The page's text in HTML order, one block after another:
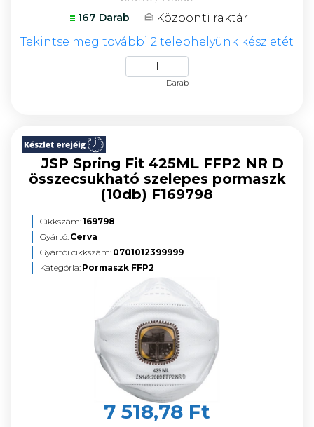
167 Darab
Központi raktár
Tekintse meg további 2 telephelyünk készletét
Darab
JSP Spring Fit 425ML FFP2 NR D
összecsukható szelepes pormaszk
(10db) F169798
Cikkszám:169798
Gyártó: Cerva
Gyártói cikkszám: 0701012399999
Kategória: Pormaszk FFP2
7 518,78 Ft